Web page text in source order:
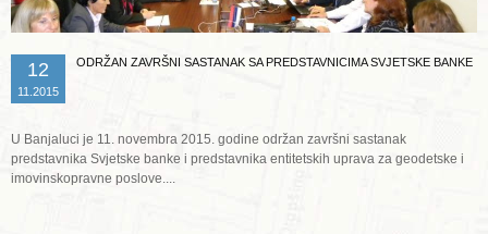
12
11.2015
ODRŽAN ZAVRŠNI SASTANAK SA PREDSTAVNICIMA SVJETSKE BANKE
U Banjaluci je 11. novembra 2015. godine održan završni sastanak
predstavnika Svjetske banke i predstavnika entitetskih uprava za geodetske i
imovinskopravne poslove....